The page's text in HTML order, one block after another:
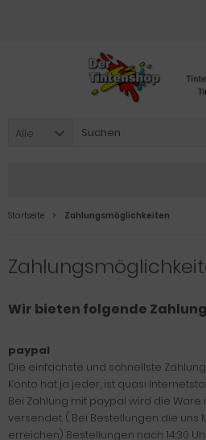
Alle
Startseite Zahlungsmöglichkeiten
Wir bieten folgende
paypal
Die einfachste und schnellste
Konto hat ja jeder, ist quasi
Bei Zahlung mit paypal wird die
versendet. ( Bei Bestellungen die uns
erreichen) Bestellungen nach 14:30